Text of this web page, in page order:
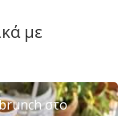
με
στο